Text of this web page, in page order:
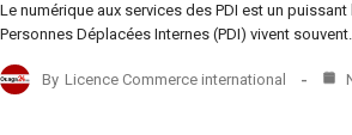
Le numérique aux services des PDI est un puissant
Personnes Déplacées Internes (PDI) vivent
By Licence Commerce international